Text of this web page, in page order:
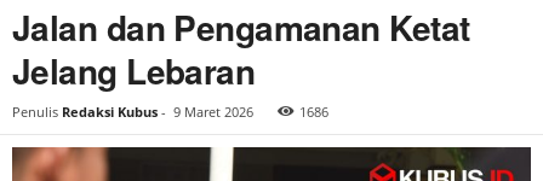
Jalan dan Pengamanan Ketat
Jelang Lebaran
Penulis Redaksi Kubus - 9 Maret 2026 1686